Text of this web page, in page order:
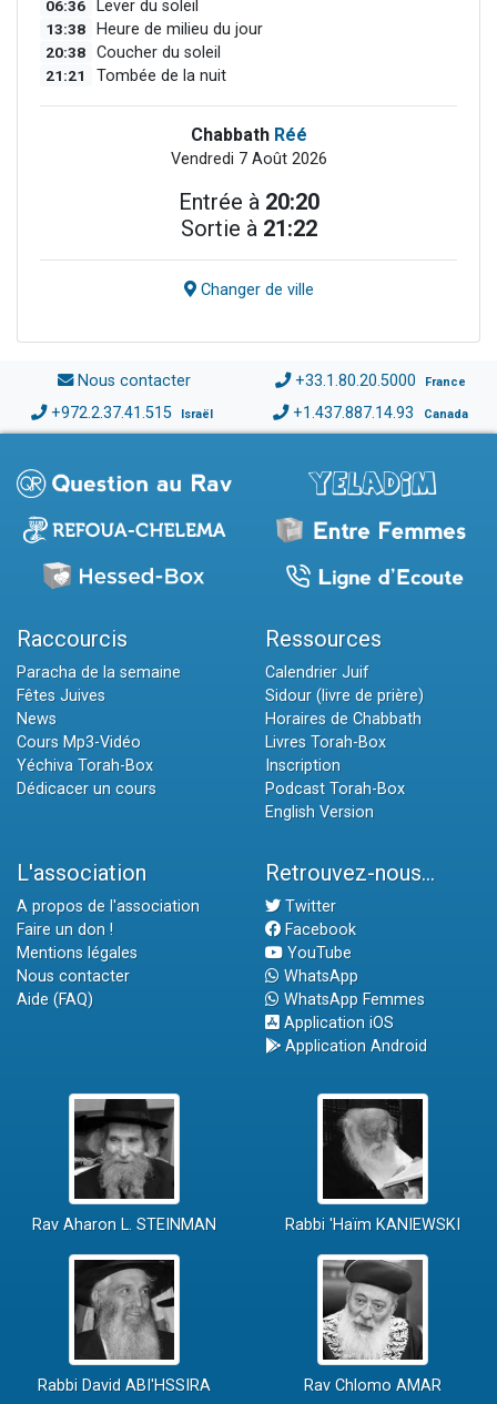
06:36 Lever du soleil
13:38 Heure de milieu du jour
20:38 Coucher du soleil
21:21 Tombée de la nuit
Chabbath Réé
Vendredi 7 Août 2026
Entrée à 20:20
Sortie à 21:22
Changer de ville
Nous contacter +33.1.80.20.5000 France
+972.2.37.41.515 Israël +1.437.887.14.93 Canada
Raccourcis
Paracha de la semaine
Fêtes Juives
News
Cours Mp3-Vidéo
Yéchiva Torah-Box
Dédicacer un cours
Ressources
Calendrier Juif
Sidour (livre de prière)
Horaires de Chabbath
Livres Torah-Box
Inscription
Podcast Torah-Box
English Version
L'association
A propos de l'association
Faire un don !
Mentions légales
Nous contacter
Aide (FAQ)
Retrouvez-nous...
Twitter
Facebook
YouTube
WhatsApp
WhatsApp Femmes
Application iOS
Application Android
Rav Aharon L. STEINMAN Rabbi 'Haïm KANIEWSKI
Rabbi David ABI'HSSIRA Rav Chlomo AMAR